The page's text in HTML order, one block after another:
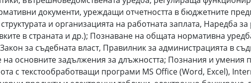
документи, уреждащи отчетността в бюджетните
и организацията на работната заплата, Наредба
в страната и др.); Познаване на общата нормативна
за съдебната власт, Правилник за администрацията в
основните задължения за длъжността; Познания и умения
с текстообработващи програми MS Office (Word, Excel),